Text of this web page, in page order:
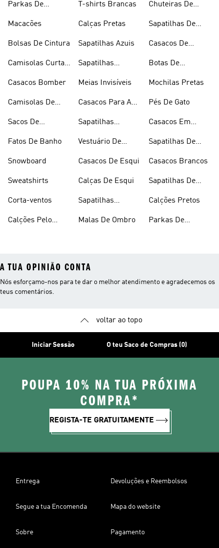
Parkas De
Macacões
Bolsas De Cintura
Camisolas Curtas
Casacos Bomber
Camisolas De
Sacos De
Fatos De Banho
Snowboard
Sweatshirts
Corta-ventos
Calções Pelo
T-shirts Brancas
Calças Pretas
Sapatilhas Azuis
Sapatilhas
Meias Invisíveis
Casacos Para A
Sapatilhas
Vestuário De
Casacos De Esqui
Calças De Esqui
Sapatilhas
Malas De Ombro
Chuteiras De
Sapatilhas De
Casacos De
Botas De
Mochilas Pretas
Pés De Gato
Casacos Em
Sapatilhas De
Casacos Brancos
Sapatilhas De
Calções Pretos
Parkas De
A TUA OPINIÃO CONTA
Nós esforçamo-nos para te dar o melhor atendimento e agradecemos os
teus comentários.
voltar ao topo
Iniciar Sessão O teu Saco de Compras (0)
POUPA 10% NA TUA PRÓXIMA
COMPRA*
REGISTA-TE GRATUITAMENTE
Entrega Devoluções e Reembolsos
Segue a tua Encomenda Mapa do website
Sobre Pagamento